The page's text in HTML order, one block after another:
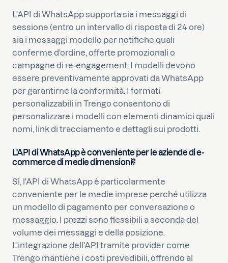
L'API di WhatsApp supporta sia i messaggi di
sessione (entro un intervallo di risposta di 24 ore)
sia i messaggi modello per notifiche quali
conferme d'ordine, offerte promozionali o
campagne di re-engagement. I modelli devono
essere preventivamente approvati da WhatsApp
per garantirne la conformità. I formati
personalizzabili in Trengo consentono di
personalizzare i modelli con elementi dinamici quali
nomi, link di tracciamento e dettagli sui prodotti.
L'API di WhatsApp è conveniente per le aziende di e-
commerce di medie dimensioni?
Sì, l'API di WhatsApp è particolarmente
conveniente per le medie imprese perché utilizza
un modello di pagamento per conversazione o
messaggio. I prezzi sono flessibili a seconda del
volume dei messaggi e della posizione.
L'integrazione dell'API tramite provider come
Trengo mantiene i costi prevedibili, offrendo al